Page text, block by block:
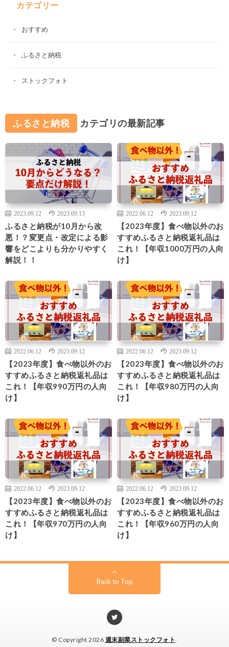
カテゴリー
おすすめ
ふるさと納税
ストックフォト
ふるさと納税 カテゴリの最新記事
2023.09.12 2023.09.13
ふるさと納税が10月から改
悪！？変更点・改定による影
響をどこよりも分かりやすく
解説！！
2022.06.12 2023.09.12
【2023年度】食べ物以外のお
すすめふるさと納税返礼品は
これ！【年収1000万円の人向
け】
2022.06.12 2023.09.12
【2023年度】食べ物以外のお
すすめふるさと納税返礼品は
これ！【年収990万円の人向
け】
2022.06.12 2023.09.12
【2023年度】食べ物以外のお
すすめふるさと納税返礼品は
これ！【年収980万円の人向
け】
2022.06.12 2023.09.12
【2023年度】食べ物以外のお
すすめふるさと納税返礼品は
これ！【年収970万円の人向
け】
2022.06.12 2023.09.12
【2023年度】食べ物以外のお
すすめふるさと納税返礼品は
これ！【年収960万円の人向
け】
Back to Top
© Copyright 2026 週末副業ストックフォト.